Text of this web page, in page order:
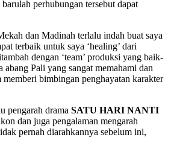
perhubungan tersebut dapat
dan Madinah terlalu indah buat saya
terbaik untuk saya ‘healing’ dari
dengan ‘team’ produksi yang baik-
abang Pali yang sangat memahami dan
memberi bimbingan penghayatan karakter
pengarah drama SATU HARI NANTI
dan juga pengalaman mengarah
pernah diarahkannya sebelum ini,